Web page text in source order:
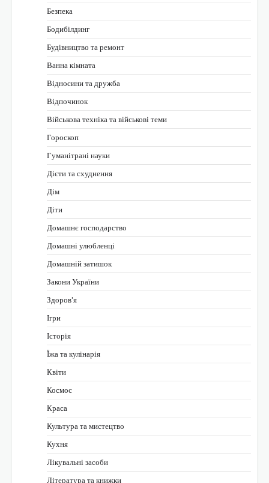
Безпека
Бодибілдинг
Будівництво та ремонт
Ванна кімната
Відносини та дружба
Відпочинок
Військова техніка та військові теми
Гороскоп
Гуманітрані науки
Дієти та схуднення
Дім
Діти
Домашнє господарство
Домашні улюбленці
Домашній затишок
Закони України
Здоров'я
Ігри
Історія
Їжа та кулінарія
Квіти
Космос
Краса
Культура та мистецтво
Кухня
Лікувальні засоби
Література та книжки